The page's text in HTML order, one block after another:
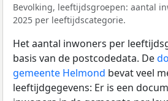
Bevolking, leeftijdsgroepen: aantal
2025 per leeftijdscategorie.
Het aantal inwoners per
basis van de postcodedata. De
gemeente Helmond bevat veel
leeftijdgegevens: Er is een